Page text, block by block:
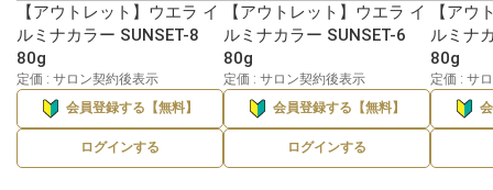
【アウトレット】ウエラ イ
ルミナカラー SUNSET-8
80g
定価 : サロン契約後表示
会員登録する【無料】
ログインする
【アウトレット】ウエラ イ
ルミナカラー SUNSET-6
80g
定価 : サロン契約後表示
会員登録する【無料】
ログインする
【アウ
ルミナ
80g
定価 : サ